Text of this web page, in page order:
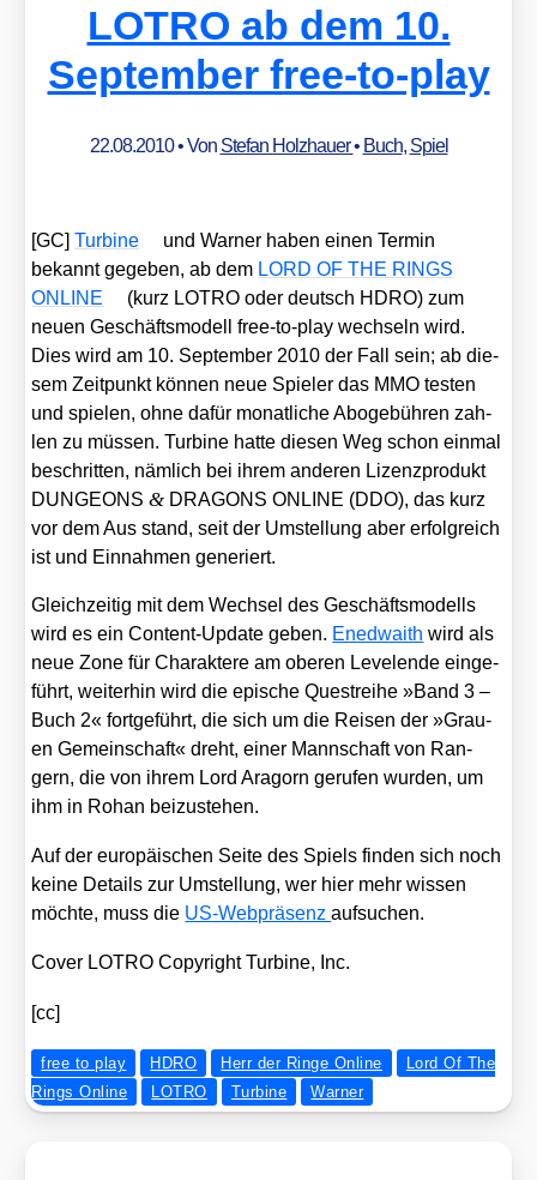
LOTRO ab dem 10.
September free-to-play
22.08.2010• Von Stefan Holzhauer• Buch, Spiel
[GC]Tur­bi­ne
und War­ner haben einen Ter­min
bekannt gege­ben, ab dem LORD OF THE RINGS
ONLINE
(kurz LOTRO oder deutsch HDRO) zum
neu­en Geschäfts­mo­dell free-to-play wech­seln wird.
Dies wird am 10. Sep­tem­ber 2010 der Fall sein; ab die­
sem Zeit­punkt kön­nen neue Spie­ler das MMO tes­ten
und spie­len, ohne dafür monat­li­che Abo­ge­büh­ren zah­
len zu müs­sen. Tur­bi­ne hat­te die­sen Weg schon ein­mal
beschrit­ten, näm­lich bei ihrem ande­ren Lizenz­pro­dukt
DUNGEONS& DRAGONS ONLINE (DDO), das kurz
vor dem Aus stand, seit der Umstel­lung aber erfolg­reich
ist und Ein­nah­men gene­riert.
Gleich­zei­tig mit dem Wech­sel des Geschäfts­mo­dells
wird es ein Con­tent-Update geben. Ened­waith wird als
neue Zone für Cha­rak­te­re am obe­ren Leve­len­de ein­ge­
führt, wei­ter­hin wird die epi­sche Quest­rei­he »Band 3 –
Buch 2« fort­ge­führt, die sich um die Rei­sen der »Grau­
en Gemein­schaft« dreht, einer Mann­schaft von Ran­
gern, die von ihrem Lord Ara­gorn geru­fen wur­den, um
ihm in Rohan bei­zu­ste­hen.
Auf der euro­päi­schen Sei­te des Spiels fin­den sich noch
kei­ne Details zur Umstel­lung, wer hier mehr wis­sen
möch­te, muss die US-Web­prä­senzauf­su­chen.
Cover LOTRO Copy­right Tur­bi­ne, Inc.
[cc]
free to play HDRO Herr der Ringe Online
Lord Of The
Rings Online
LOTRO Turbine Warner